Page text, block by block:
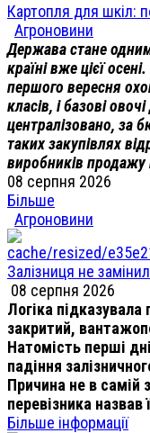
Картопля для шкіл:
Агроновини
Держава стане
країні вже цієї
першого вересня
класів, і базові
централізовано, за
таких закупівлях
виробників продажу
08 серпня 2026
Більше
Агроновини
Залізниця не
08 серпня 2026
Логіка
закритий,
Натомість перші
падіння
Причина не в самій
перевізника назвав
Більше інформації